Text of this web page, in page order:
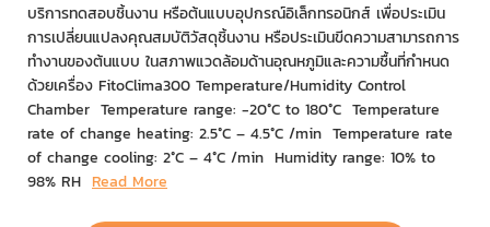
บริการทดสอบชิ้นงาน หรือต้นแบบอุปกรณ์อิเล็กทรอนิกส์ เพื่อประเมิน
การเปลี่ยนแปลงคุณสมบัติวัสดุชิ้นงาน หรือประเมินขีดความสามารถการ
ทำงานของต้นแบบ ในสภาพแวดล้อมด้านอุณหภูมิและความชื้นที่กำหนด
ด้วยเครื่อง FitoClima300 Temperature/Humidity Control
Chamber Temperature range: -20°C to 180°C Temperature
rate of change heating: 2.5°C – 4.5°C /min Temperature rate
of change cooling: 2°C – 4°C /min Humidity range: 10% to
98% RH Read More